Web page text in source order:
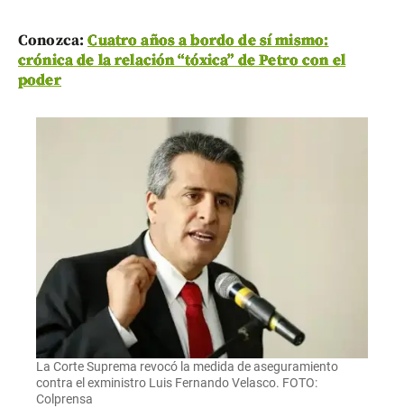
Conozca:Cuatro años a bordo de sí mismo:
crónica de la relación “tóxica” de Petro con el
poder
La Corte Suprema revocó la medida de aseguramiento
contra el exministro Luis Fernando Velasco. FOTO:
Colprensa